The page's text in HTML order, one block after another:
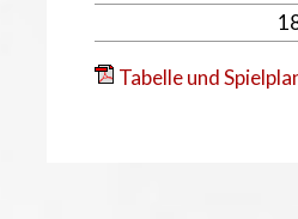
Tabelle und